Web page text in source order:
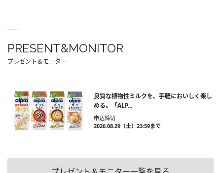
PRESENT&MONITOR
プレゼント＆モニター
良質な植物性ミルクを、手軽においしく楽し
める。「ALP...
申込締切
2026.08.29（土）23:59まで